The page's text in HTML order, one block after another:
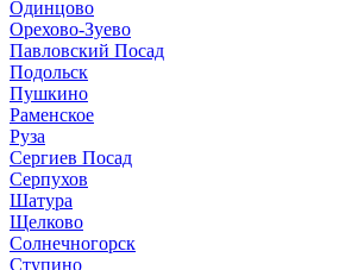
Одинцово
Орехово-Зуево
Павловский Посад
Подольск
Пушкино
Раменское
Руза
Сергиев Посад
Серпухов
Шатура
Щелково
Солнечногорск
Ступино